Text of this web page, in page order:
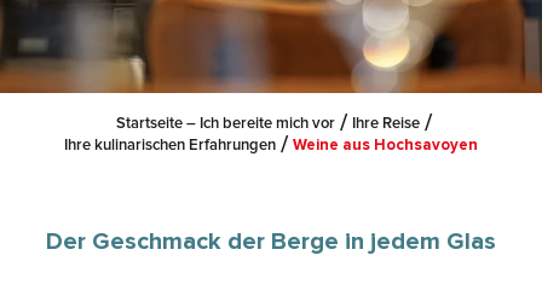
Startseite – Ich bereite mich vor
Ihre Reise
Ihre kulinarischen Erfahrungen
Weine aus Hochsavoyen
Der Geschmack der Berge in jedem Glas